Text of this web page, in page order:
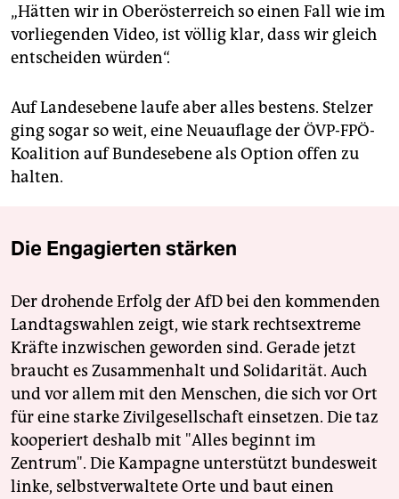
„Hätten wir in Oberösterreich so einen Fall wie im
vorliegenden Video, ist völlig klar, dass wir gleich
entscheiden würden“.
Auf Landesebene laufe aber alles bestens. Stelzer
ging sogar so weit, eine Neuauflage der ÖVP-FPÖ-
Koalition auf Bundesebene als Option offen zu
halten.
Die Engagierten stärken
Der drohende Erfolg der AfD bei den kommenden
Landtagswahlen zeigt, wie stark rechtsextreme
Kräfte inzwischen geworden sind. Gerade jetzt
braucht es Zusammenhalt und Solidarität. Auch
und vor allem mit den Menschen, die sich vor Ort
für eine starke Zivilgesellschaft einsetzen. Die taz
kooperiert deshalb mit "Alles beginnt im
Zentrum". Die Kampagne unterstützt bundesweit
linke, selbstverwaltete Orte und baut einen